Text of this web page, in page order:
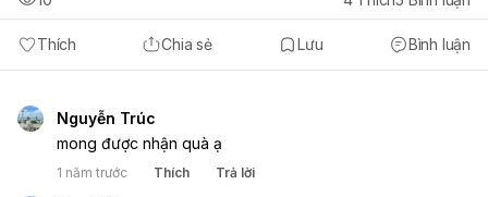
Thích Chia sẻ Lưu Bình luận
Nguyễn Trúc
mong được nhận quà ạ
1 năm trước Thích Trả lời